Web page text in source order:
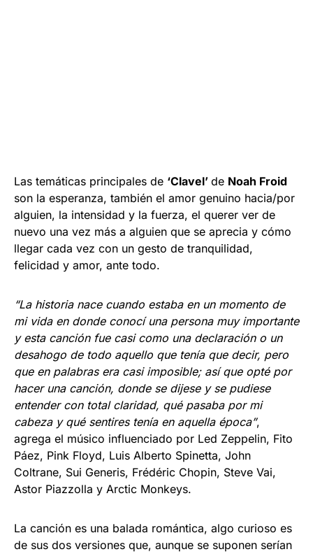
Las temáticas principales de ‘Clavel’ de Noah Froid
son la esperanza, también el amor genuino hacia/por
alguien, la intensidad y la fuerza, el querer ver de
nuevo una vez más a alguien que se aprecia y cómo
llegar cada vez con un gesto de tranquilidad,
felicidad y amor, ante todo.
“La historia nace cuando estaba en un momento de
mi vida en donde conocí una persona muy importante
y esta canción fue casi como una declaración o un
desahogo de todo aquello que tenía que decir, pero
que en palabras era casi imposible; así que opté por
hacer una canción, donde se dijese y se pudiese
entender con total claridad, qué pasaba por mi
cabeza y qué sentires tenía en aquella época”,
agrega el músico influenciado por Led Zeppelin, Fito
Páez, Pink Floyd, Luis Alberto Spinetta, John
Coltrane, Sui Generis, Frédéric Chopin, Steve Vai,
Astor Piazzolla y Arctic Monkeys.
La canción es una balada romántica, algo curioso es
de sus dos versiones que, aunque se suponen serían